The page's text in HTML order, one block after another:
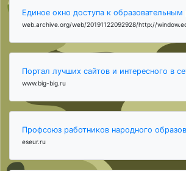
Единое окно доступа к образовательным
web.archive.org/web/20191122092928/http://
Портал лучших сайтов и интересного в
www.big-big.ru
Профсоюз работников народного
eseur.ru